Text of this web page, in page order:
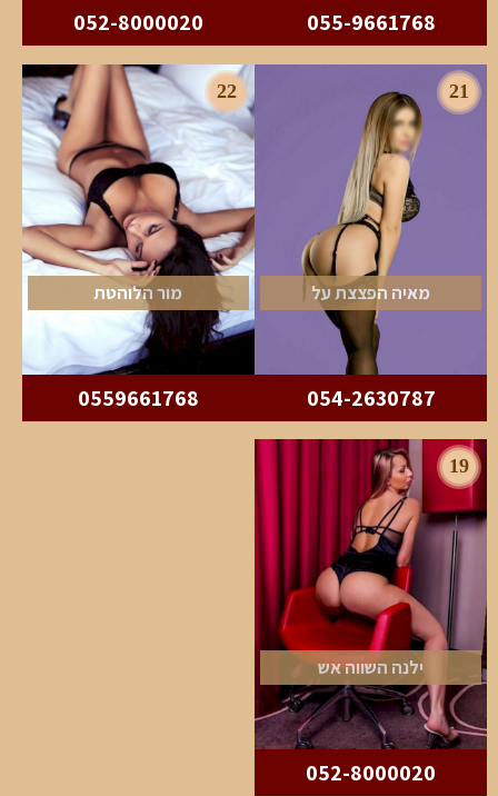
055-9661768
052-8000020
21
מאיה הפצצת על
054-2630787
22
מור הלוהטת
0559661768
19
ילנה השווה אש
052-8000020